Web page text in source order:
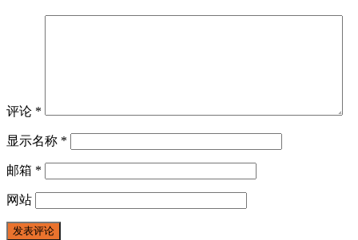
评论 *
显示名称 *
邮箱 *
网站